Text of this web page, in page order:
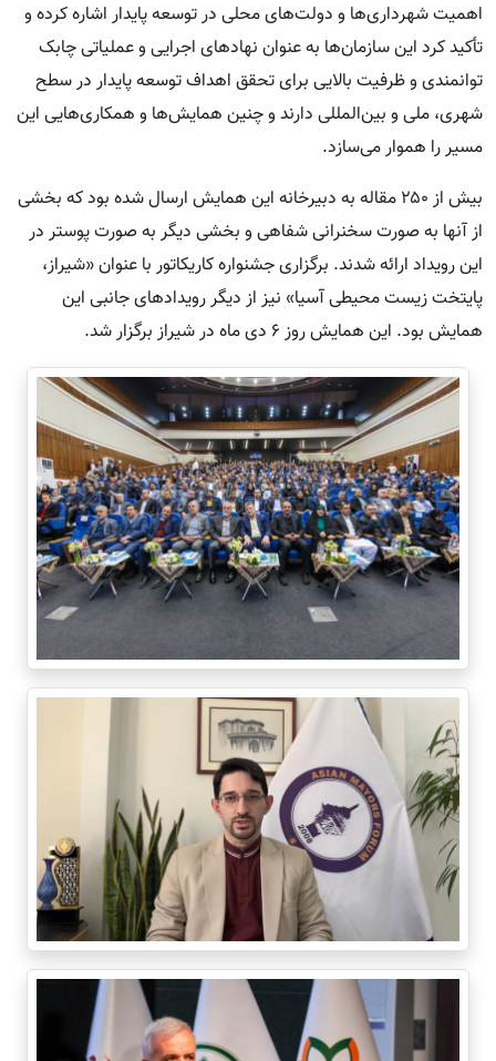
اهمیت شهرداری‌ها و دولت‌های محلی در توسعه پایدار اشاره کرده و
تأکید کرد این سازمان‌ها به عنوان نهادهای اجرایی و عملیاتی چابک
توانمندی و ظر‌فیت بالایی برای تحقق اهداف توسعه پایدار در سطح
شهری، ملی و بین‌المللی دارند و چنین همایش‌ها و همکاری‌هایی این
مسیر را هموار می‌سازد.
بیش از ۲۵۰ مقاله به دبیرخانه این همایش ارسال شده بود که بخشی
از آنها به صورت سخنرانی شفاهی و بخشی دیگر به صورت پوستر در
این رویداد ارائه شدند. برگزاری جشنواره کاریکاتور با عنوان «شیراز،
پایتخت زیست محیطی آسیا» نیز از دیگر رویدادهای جانبی این
همایش بود. این همایش روز ۶ دی ماه در شیراز برگزار شد.